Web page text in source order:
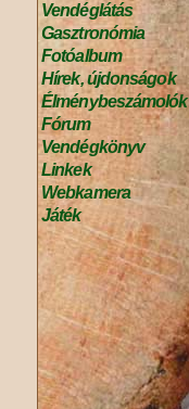
Vendéglátás
Gasztronómia
Fotóalbum
Hírek, újdonságok
Élménybeszámolók
Fórum
Vendégkönyv
Linkek
Webkamera
Játék